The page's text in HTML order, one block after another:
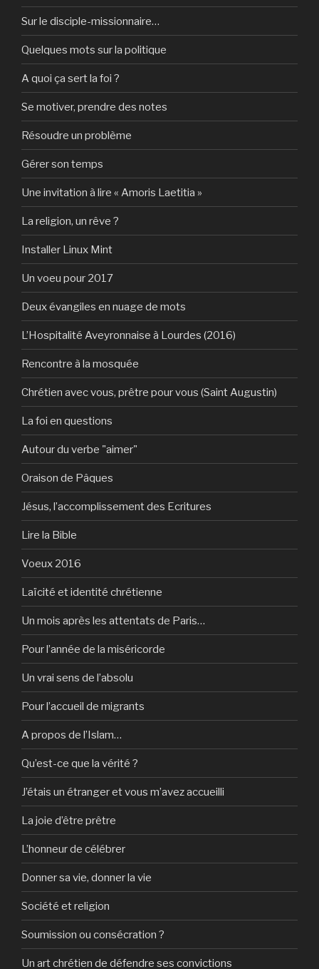
Sur le disciple-missionnaire…
Quelques mots sur la politique
A quoi ça sert la foi ?
Se motiver, prendre des notes
Résoudre un problème
Gérer son temps
Une invitation à lire « Amoris Laetitia »
La religion, un rêve ?
Installer Linux Mint
Un voeu pour 2017
Deux évangiles en nuage de mots
L’Hospitalité Aveyronnaise à Lourdes (2016)
Rencontre à la mosquée
Chrétien avec vous, prêtre pour vous (Saint Augustin)
La foi en questions
Autour du verbe "aimer"
Oraison de Pâques
Jésus, l’accomplissement des Ecritures
Lire la Bible
Voeux 2016
Laïcité et identité chrétienne
Un mois après les attentats de Paris…
Pour l’année de la miséricorde
Un vrai sens de l’absolu
Pour l’accueil de migrants
A propos de l’Islam…
Qu’est-ce que la vérité ?
J’étais un étranger et vous m’avez accueilli
La joie d’être prêtre
L’honneur de célébrer
Donner sa vie, donner la vie
Société et religion
Soumission ou consécration ?
Un art chrétien de défendre ses convictions